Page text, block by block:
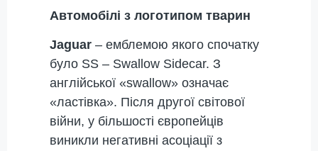
Автомобілі з логотипом тварин
Jaguar – емблемою якого спочатку
було SS – Swallow Sidecar. З
англійської «swallow» означає
«ластівка». Після другої світової
війни, у більшості європейців
виникли негативні асоціації з